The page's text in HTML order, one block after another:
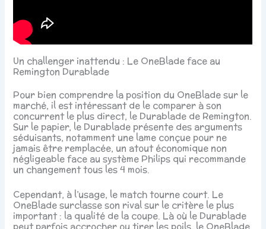
Un challenger inattendu : Le OneBlade face au
Remington Durablade
Pour bien comprendre la position du OneBlade sur le
marché, il est intéressant de le comparer à son
concurrent le plus direct, le Durablade de Remington.
Sur le papier, le Durablade présente des arguments
séduisants, notamment une lame conçue pour ne
jamais être remplacée, un atout économique non
négligeable face au système Philips qui recommande
un changement tous les 4 mois.
Cependant, à l’usage, le match tourne court. Le
OneBlade surclasse son rival sur le critère le plus
important : la qualité de la coupe. Là où le Durablade
peut parfois accrocher ou tirer les poils, le OneBlade